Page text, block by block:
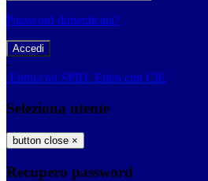
Password dimenticata?
-
Entra con SPID Entra con CIE
Seleziona utente
button close ×
Recupero password